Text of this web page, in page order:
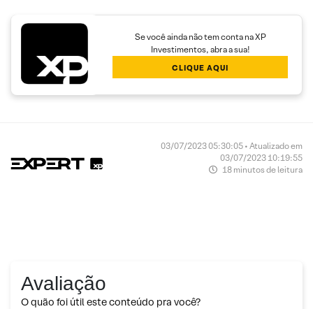
Se você ainda não tem conta na XP
Investimentos, abra a sua!
CLIQUE AQUI
03/07/2023 05:30:05 • Atualizado em
03/07/2023 10:19:55
18 minutos de leitura
Avaliação
O quão foi útil este conteúdo pra você?